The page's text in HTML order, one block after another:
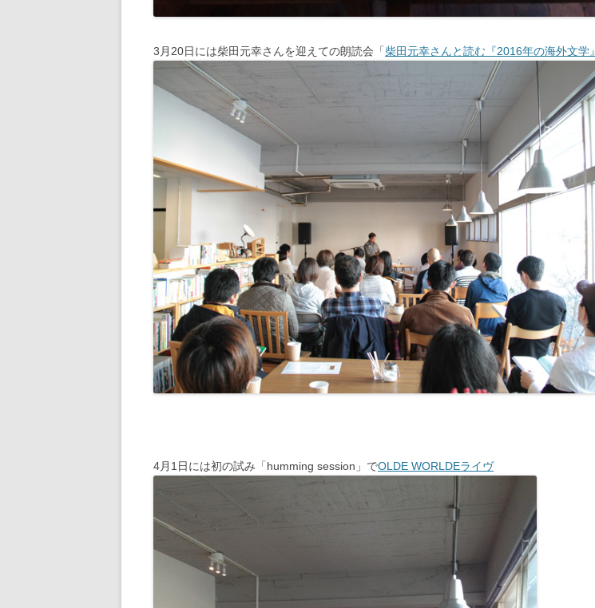
3月20日には柴田元幸さんを迎えての朗読会「柴田元幸さんと読む『2016年の海外文学』
4月1日には初の試み「humming session」でOLDE WORLDEライヴ